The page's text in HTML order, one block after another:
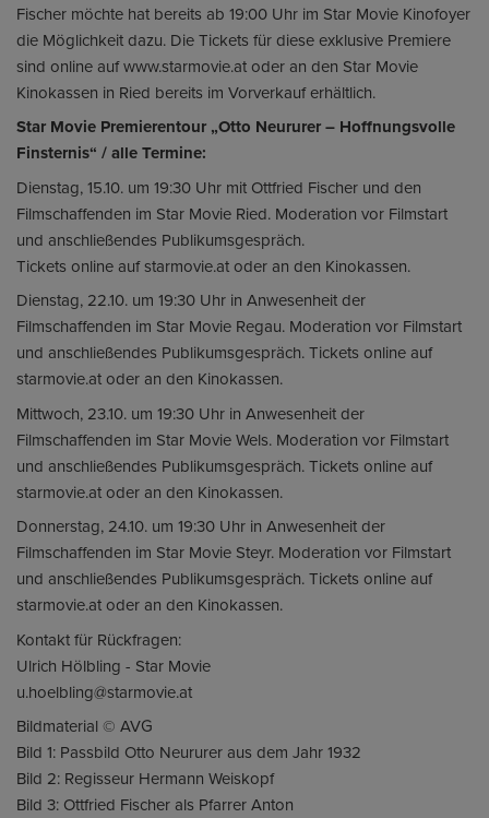
Fischer möchte hat bereits ab 19:00 Uhr im Star Movie Kinofoyer
die Möglichkeit dazu. Die Tickets für diese exklusive Premiere
sind online auf www.starmovie.at oder an den Star Movie
Kinokassen in Ried bereits im Vorverkauf erhältlich.
Star Movie Premierentour „Otto Neururer – Hoffnungsvolle
Finsternis“ / alle Termine:
Dienstag, 15.10. um 19:30 Uhr mit Ottfried Fischer und den
Filmschaffenden im Star Movie Ried. Moderation vor Filmstart
und anschließendes Publikumsgespräch.
Tickets online auf starmovie.at oder an den Kinokassen.
Dienstag, 22.10. um 19:30 Uhr in Anwesenheit der
Filmschaffenden im Star Movie Regau. Moderation vor Filmstart
und anschließendes Publikumsgespräch. Tickets online auf
starmovie.at oder an den Kinokassen.
Mittwoch, 23.10. um 19:30 Uhr in Anwesenheit der
Filmschaffenden im Star Movie Wels. Moderation vor Filmstart
und anschließendes Publikumsgespräch. Tickets online auf
starmovie.at oder an den Kinokassen.
Donnerstag, 24.10. um 19:30 Uhr in Anwesenheit der
Filmschaffenden im Star Movie Steyr. Moderation vor Filmstart
und anschließendes Publikumsgespräch. Tickets online auf
starmovie.at oder an den Kinokassen.
Kontakt für Rückfragen:
Ulrich Hölbling - Star Movie
u.hoelbling@starmovie.at
Bildmaterial © AVG
Bild 1: Passbild Otto Neururer aus dem Jahr 1932
Bild 2: Regisseur Hermann Weiskopf
Bild 3: Ottfried Fischer als Pfarrer Anton